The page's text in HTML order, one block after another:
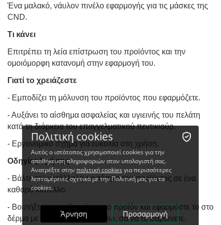
Ένα μαλακό, νάυλον πινέλο εφαρμογής για τις μάσκες της
CND.
Τι κάνει
Επιτρέπει τη λεία επίστρωση του προϊόντος και την
ομοιόμορφη κατανομή στην εφαρμογή του.
Γιατί το χρειάζεστε
- Εμποδίζει τη μόλυνση του προϊόντος που εφαρμόζετε.
- Αυξάνει το αίσθημα ασφαλείας και υγιεινής του πελάτη
κατά τη διάρκεια του επαγγελματικού πεντικιούρ.
- Εργονομικό σχήμα για ευκολία στη χρήση.
Οδηγίες Χρήσης
- Βάλτε την κατάλληλη ποσότητα του προϊόντος σε ένα
καθαρό κύπελλο.
- Βουτήξτε το πινέλο μέσα στο προϊόν και εφαρμόστε το στο
δέρμα με κινήσεις μπρος-πίσω, σα να το σαρώνετε.
Πολιτική cookies
Αυτός ο ιστότοπος χρησιμοποιεί cookies για την
αποθήκευση πληροφοριών στον υπολογιστή σας.
Ανατρέξτε στην πολιτική cookiesγια περισσότερες
λεπτομέρειες σχετικά με την Πολιτική μας για τα
cookies.
Άρνηση Προσαρμογή